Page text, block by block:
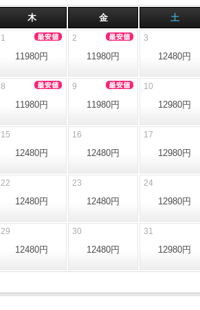
木 金 土
1
11980円
2
11980円
3
12480円
8
11980円
9
11980円
10
12980円
15
12480円
16
12480円
17
12980円
22
12480円
23
12480円
24
12980円
29
12480円
30
12480円
31
12980円